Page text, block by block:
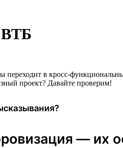
ВТБ
в кросс-
проект? Давайте проверим!
— их